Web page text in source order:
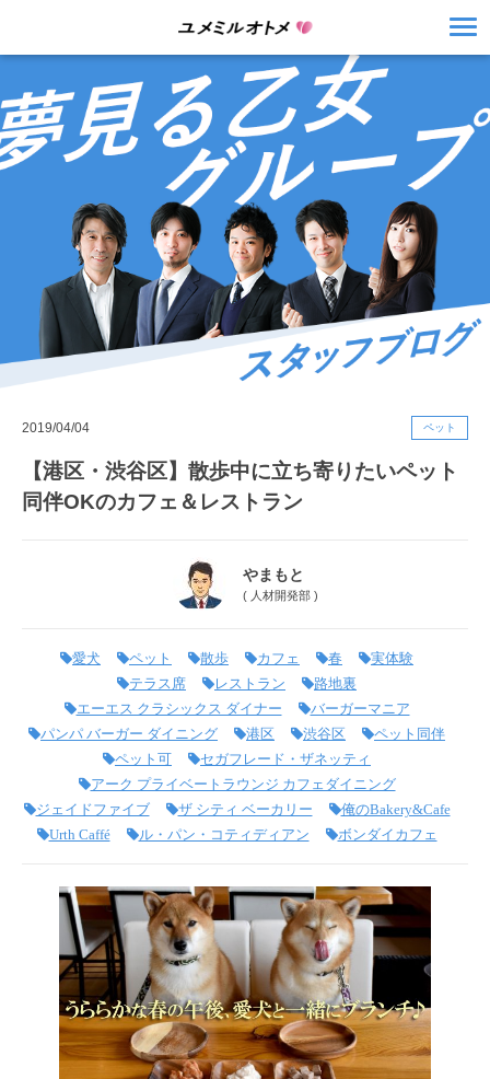
2019/04/04 ペット
【港区・渋谷区】散歩中に立ち寄りたいペット
同伴OKのカフェ＆レストラン
やまもと
( 人材開発部)
愛犬 ペット 散歩 カフェ 春
実体験
テラス席
レストラン
路地裏
エーエス クラシックス ダイナー
バーガーマニア
パンパ バーガー ダイニング
港区 渋谷区
ペット同伴
ペット可
セガフレード・ザネッティ
アーク プライベートラウンジ カフェダイニング
ジェイドファイブ
ザ シティ ベーカリー
俺のBakery&Cafe
Urth Caffé
ル・パン・コティディアン ボンダイカフェ